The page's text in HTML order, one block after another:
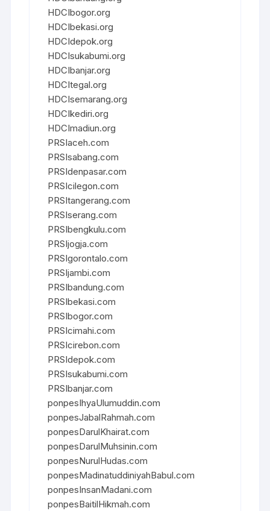
HDCIbogor.org
HDCIbekasi.org
HDCIdepok.org
HDCIsukabumi.org
HDCIbanjar.org
HDCItegal.org
HDCIsemarang.org
HDCIkediri.org
HDCImadiun.org
PRSIaceh.com
PRSIsabang.com
PRSIdenpasar.com
PRSIcilegon.com
PRSItangerang.com
PRSIserang.com
PRSIbengkulu.com
PRSIjogja.com
PRSIgorontalo.com
PRSIjambi.com
PRSIbandung.com
PRSIbekasi.com
PRSIbogor.com
PRSIcimahi.com
PRSIcirebon.com
PRSIdepok.com
PRSIsukabumi.com
PRSIbanjar.com
ponpesIhyaUlumuddin.com
ponpesJabalRahmah.com
ponpesDarulKhairat.com
ponpesDarulMuhsinin.com
ponpesNurulHudas.com
ponpesMadinatuddiniyahBabul.com
ponpesInsanMadani.com
ponpesBaitilHikmah.com